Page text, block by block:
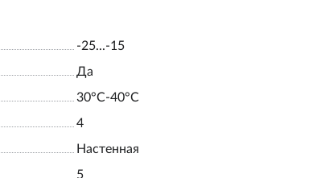
-25...-15
Да
30°С-40°С
4
Настенная
5